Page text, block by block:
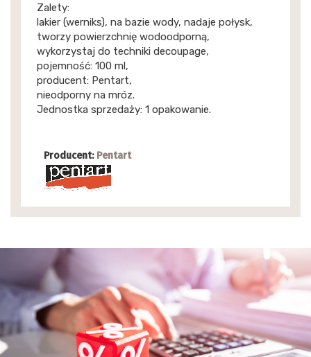
Zalety:
lakier (werniks), na bazie wody, nadaje połysk,
tworzy powierzchnię wodoodporną,
wykorzystaj do techniki decoupage,
pojemność: 100 ml,
producent: Pentart,
nieodporny na mróz.
Jednostka sprzedaży: 1 opakowanie.
Producent: Pentart